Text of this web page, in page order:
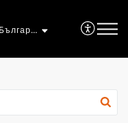
Български